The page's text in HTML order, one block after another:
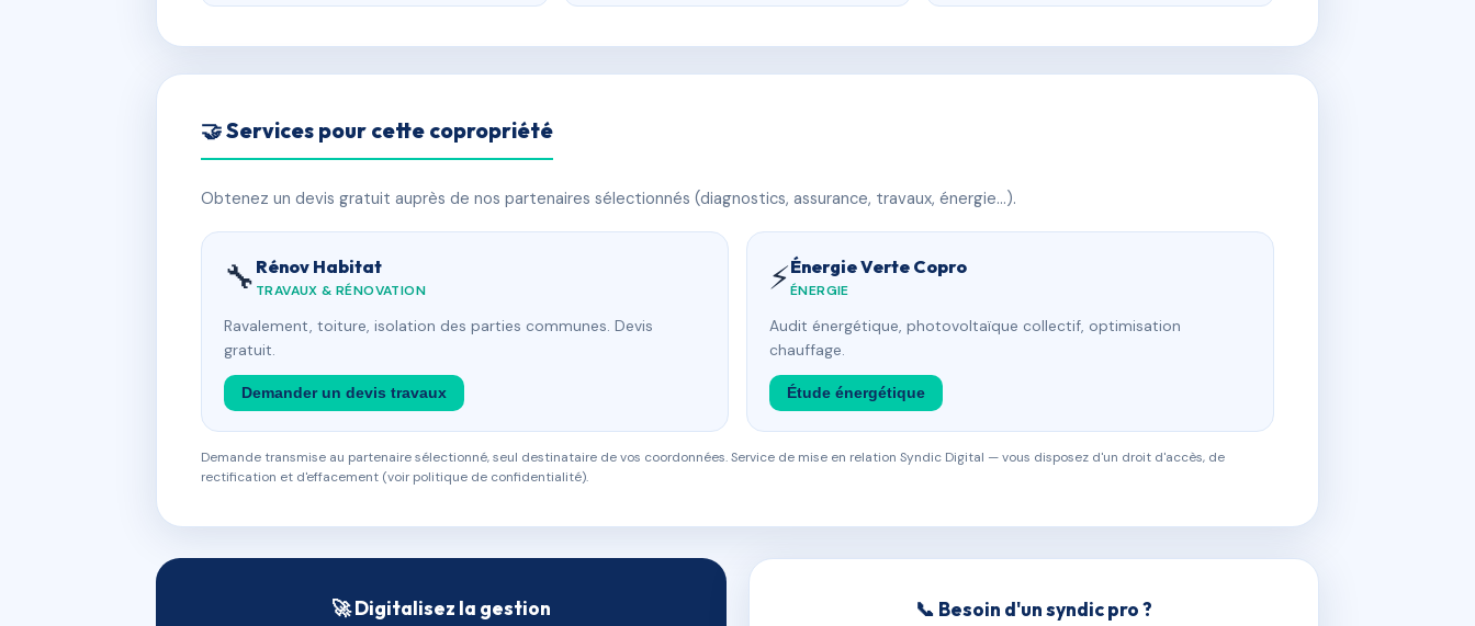
🤝 Services pour cette copropriété
Obtenez un devis gratuit auprès de nos partenaires sélectionnés (diagnostics, assurance, travaux, énergie…).
🔧 Rénov Habitat
TRAVAUX & RÉNOVATION
Ravalement, toiture, isolation des parties communes. Devis
gratuit.
Demander un devis travaux
⚡Énergie Verte Copro
ÉNERGIE
Audit énergétique, photovoltaïque collectif, optimisation
chauffage.
Étude énergétique
Demande transmise au partenaire sélectionné, seul destinataire de vos coordonnées. Service de mise en relation Syndic Digital — vous disposez d'un droit d'accès, de
rectification et d'effacement (voir politique de confidentialité).
🚀 Digitalisez la gestion 📞 Besoin d'un syndic pro ?